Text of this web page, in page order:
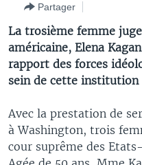
Retour
recherche
SPORT
WASHINGTON FORUM
CORRESPONDANT VOA
FOCUS SAHEL
REPORTAGES
VOUS + NOUS
CARNET DE SANTÉ
À VOTRE AVIS
VOTRE SANTÉ VOTRE
LE MONDE AU FÉMININ
L'AMÉRIQUE ET VOUS
DIALOGUE DES
RM SHOW
BAMBARA
FULFULDE
LINGALA
SANGO
Apprenez L'anglais
SUIVEZ-NOUS
Langues
Partager
La trosième femme
américaine, Elena
rapport des forces
sein de cette institution
Avec la prestation de
à Washington, trois
cour suprême des